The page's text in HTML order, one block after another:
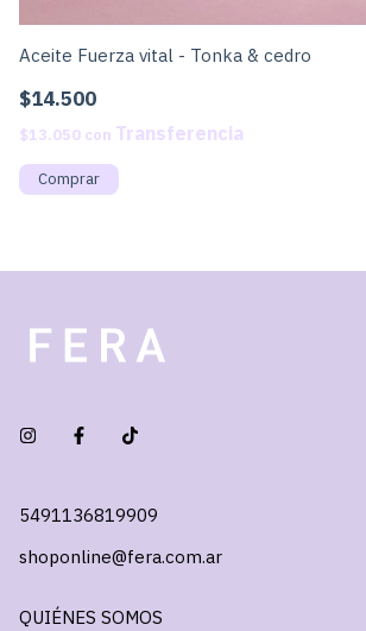
Aceite Fuerza vital - Tonka & cedro
$14.500
$13.050 con
5491136819909
shoponline@fera.com.ar
QUIÉNES SOMOS